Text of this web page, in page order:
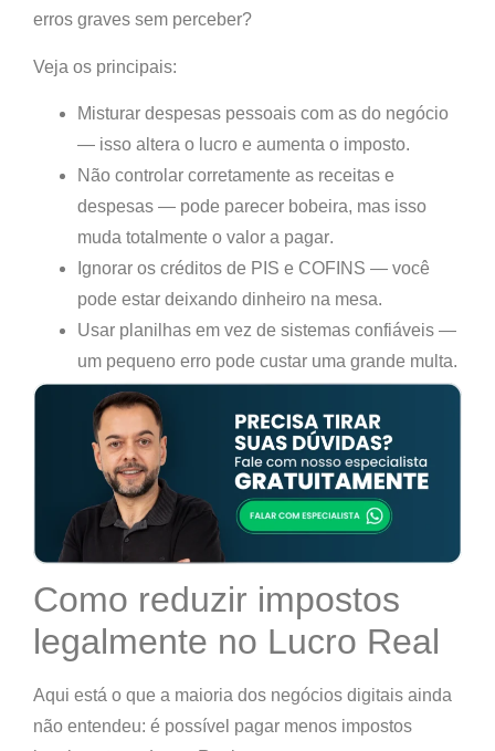
erros graves sem perceber?
Veja os principais:
Misturar despesas pessoais com as do negócio
— isso altera o lucro e aumenta o imposto.
Não controlar corretamente as receitas e
despesas — pode parecer bobeira, mas isso
muda totalmente o valor a pagar.
Ignorar os créditos de PIS e COFINS — você
pode estar deixando dinheiro na mesa.
Usar planilhas em vez de sistemas confiáveis —
um pequeno erro pode custar uma grande multa.
Como reduzir impostos
legalmente no Lucro Real
Aqui está o que a maioria dos negócios digitais ainda
não entendeu: é possível pagar menos impostos